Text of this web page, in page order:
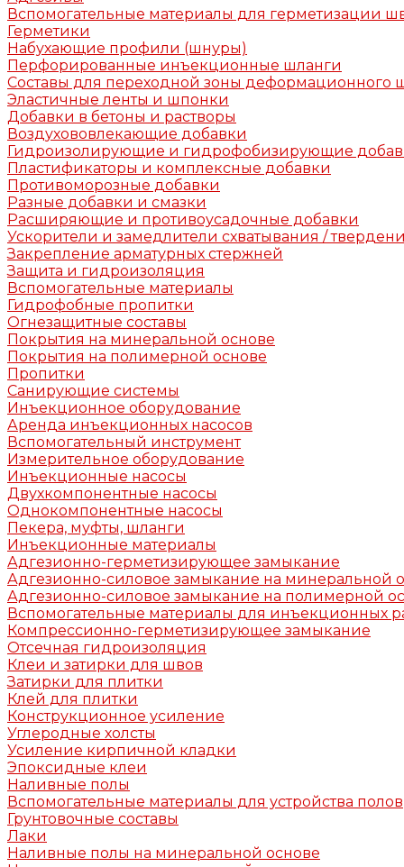
Вспомогательные материалы для герметизации
Герметики
Набухающие профили (шнуры)
Перфорированные инъекционные шланги
Составы для переходной зоны деформационного
Эластичные ленты и шпонки
Добавки в бетоны и растворы
Воздухововлекающие добавки
Гидроизолирующие и гидрофобизирующие
Пластификаторы и комплексные добавки
Противоморозные добавки
Разные добавки и смазки
Расширяющие и противоусадочные добавки
Ускорители и замедлители схватывания /
Закрепление арматурных стержней
Защита и гидроизоляция
Вспомогательные материалы
Гидрофобные пропитки
Огнезащитные составы
Покрытия на минеральной основе
Покрытия на полимерной основе
Пропитки
Санирующие системы
Инъекционное оборудование
Аренда инъекционных насосов
Вспомогательный инструмент
Измерительное оборудование
Инъекционные насосы
Двухкомпонентные насосы
Однокомпонентные насосы
Пекера, муфты, шланги
Инъекционные материалы
Адгезионно-герметизирующее замыкание
Адгезионно-силовое замыкание на минеральной
Адгезионно-силовое замыкание на полимерной
Вспомогательные материалы для инъекционных
Компрессионно-герметизирующее замыкание
Отсечная гидроизоляция
Клеи и затирки для швов
Затирки для плитки
Клей для плитки
Конструкционное усиление
Углеродные холсты
Усиление кирпичной кладки
Эпоксидные клеи
Наливные полы
Вспомогательные материалы для устройства полов
Грунтовочные составы
Лаки
Наливные полы на минеральной основе